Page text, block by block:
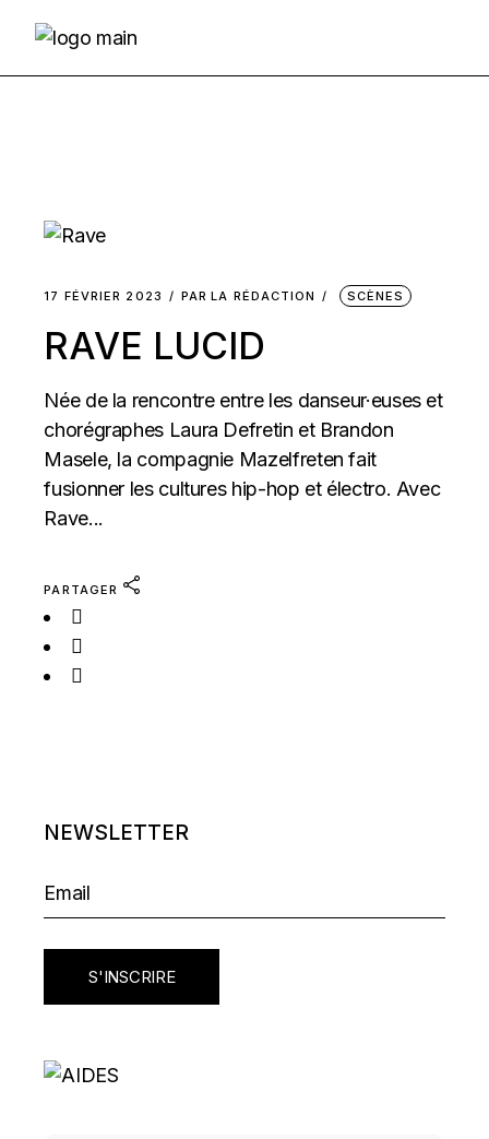
17 FÉVRIER 2023 PAR LA RÉDACTION SCÈNES
RAVE LUCID
Née de la rencontre entre les danseur·euses et
chorégraphes Laura Defretin et Brandon
Masele, la compagnie Mazelfreten fait
fusionner les cultures hip-hop et électro. Avec
Rave...
PARTAGER
NEWSLETTER
S'INSCRIRE